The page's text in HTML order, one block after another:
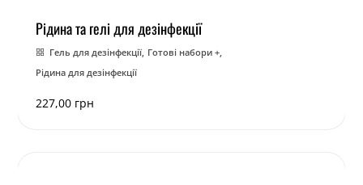
Рідина та гелі для дезінфекції
Гель для дезінфекції Готові набори +
Рідина для дезінфекції
227,00 грн